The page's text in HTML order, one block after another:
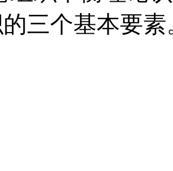
三个基本要素